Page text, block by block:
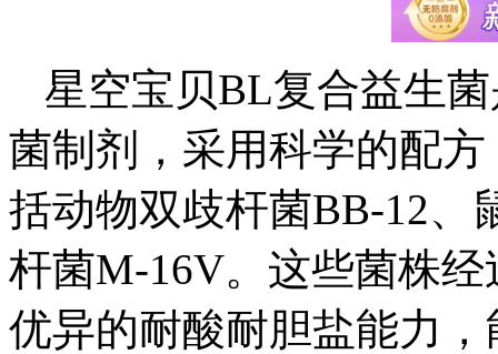
星空宝贝BL复合益生
菌制剂，采用科学的配
括动物双歧杆菌BB-12、
杆菌M-16V。这些菌株
优异的耐酸耐胆盐能力